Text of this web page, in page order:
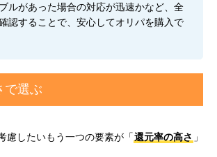
ルがあった場合の対応が迅速かなど、全
認することで、安心してオリパを購入で
で選ぶ
慮したいもう一つの要素が「還元率の高さ 」